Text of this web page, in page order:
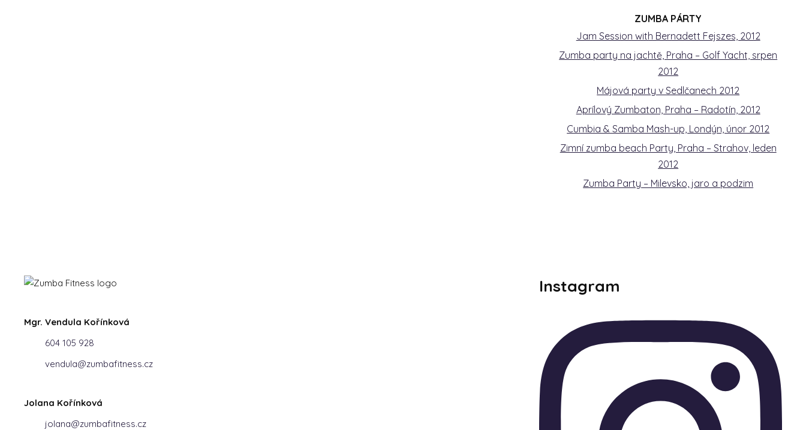
ZUMBA PÁRTY
Jam Session with Bernadett Fejszes, 2012
Zumba party na jachtě, Praha – Golf Yacht, srpen
2012
Májová party v Sedlčanech 2012
Aprílový Zumbaton, Praha – Radotín, 2012
Cumbia & Samba Mash-up, Londýn, únor 2012
Zimní zumba beach Party, Praha – Strahov, leden
2012
Zumba Party – Milevsko, jaro a podzim
Mgr. Vendula Kořínková
604 105 928
vendula@zumbafitness.cz
Jolana Kořínková
jolana@zumbafitness.cz
Instagram